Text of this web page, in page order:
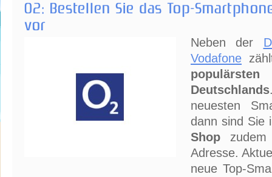
O2: Bestellen Sie das Top-
vor
Neben der
Vodafone
Deutschlands
neuesten
dann sind Sie
Shop
Adresse.
neue Top-